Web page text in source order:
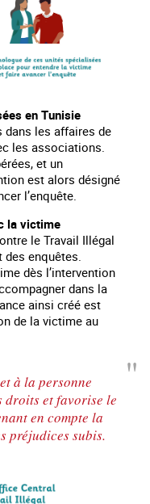
en Tunisie
dans les affaires de
les associations.
et un
est alors désigné
l’enquête.
la victime
le Travail Illégal
des enquêtes.
dès l’intervention
dans la
ainsi créé est
de la victime au
à la personne
droits et favorise le
en compte la
préjudices subis.